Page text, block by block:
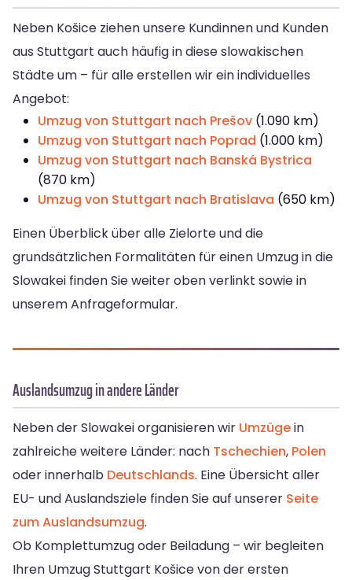
Neben Košice ziehen unsere Kundinnen und Kunden
aus Stuttgart auch häufig in diese slowakischen
Städte um – für alle erstellen wir ein individuelles
Angebot:
Umzug von Stuttgart nach Prešov (1.090 km)
Umzug von Stuttgart nach Poprad (1.000 km)
Umzug von Stuttgart nach Banská Bystrica
(870 km)
Umzug von Stuttgart nach Bratislava (650 km)
Einen Überblick über alle Zielorte und die
grundsätzlichen Formalitäten für einen Umzug in die
Slowakei finden Sie weiter oben verlinkt sowie in
unserem Anfrageformular.
Auslandsumzug in andere Länder
Neben der Slowakei organisieren wir Umzügein
zahlreiche weitere Länder: nach Tschechien, Polen
oder innerhalb Deutschlands. Eine Übersicht aller
EU- und Auslandsziele finden Sie auf unserer Seite
zum Auslandsumzug.
Ob Komplettumzug oder Beiladung – wir begleiten
Ihren Umzug Stuttgart Košice von der ersten